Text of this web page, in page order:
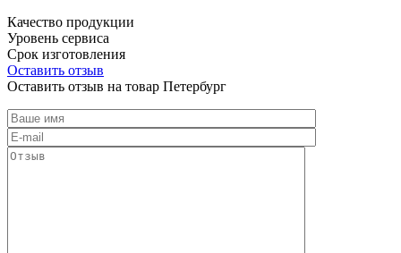
Качество продукции
Уровень сервиса
Срок изготовления
Оставить отзыв
Оставить отзыв на товар Петербург